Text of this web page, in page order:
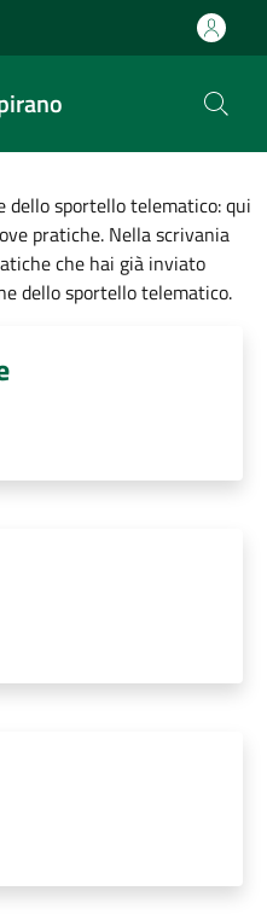
dello sportello telematico: qui
pratiche. Nella scrivania
che hai già inviato
dello sportello telematico.